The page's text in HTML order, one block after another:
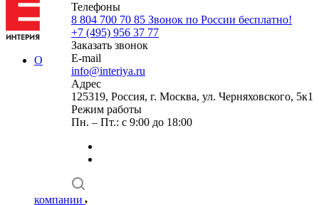
Телефоны
8 804 700 70 85 Звонок по России бесплатно!
+7 (495) 956 37 77
Заказать звонок
E-mail
info@interiya.ru
Адрес
125319, Россия, г. Москва, ул. Черняховского, 5к1
Режим работы
Пн. – Пт.: с 9:00 до 18:00
О
компании